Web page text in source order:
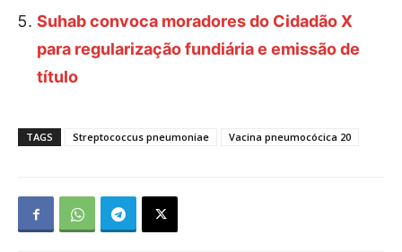
Suhab convoca moradores do Cidadão X
para regularização fundiária e emissão de
título
TAGS Streptococcus pneumoniae Vacina pneumocócica 20